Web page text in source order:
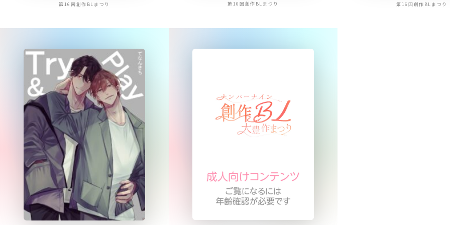
第16回創作BLまつり 第16回創作BLまつり 第16回創作BLまつり